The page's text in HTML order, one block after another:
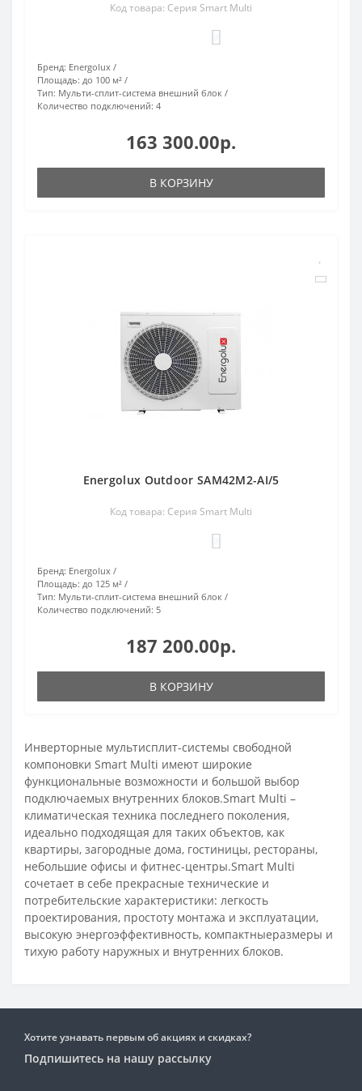
Код товара: Серия Smart Multi
Бренд: Energolux
Площадь: до 100 м²
Тип: Мульти-сплит-система внешний блок
Количество подключений: 4
163 300.00р.
В КОРЗИНУ
Energolux Outdoor SAM42M2-AI/5
Код товара: Серия Smart Multi
Бренд: Energolux
Площадь: до 125 м²
Тип: Мульти-сплит-система внешний блок
Количество подключений: 5
187 200.00р.
В КОРЗИНУ
Инверторные мультисплит-системы свободной
компоновки Smart Multi имеют широкие
функциональные возможности и большой выбор
подключаемых внутренних блоков.Smart Multi –
климатическая техника последнего поколения,
идеально подходящая для таких объектов, как
квартиры, загородные дома, гостиницы, рестораны,
небольшие офисы и фитнес-центры.Smart Multi
сочетает в себе прекрасные технические и
потребительские характеристики: легкость
проектирования, простоту монтажа и эксплуатации,
высокую энергоэффективность, компактныеразмеры и
тихую работу наружных и внутренних блоков.
Хотите узнавать первым об акциях и скидках?
Подпишитесь на нашу рассылку